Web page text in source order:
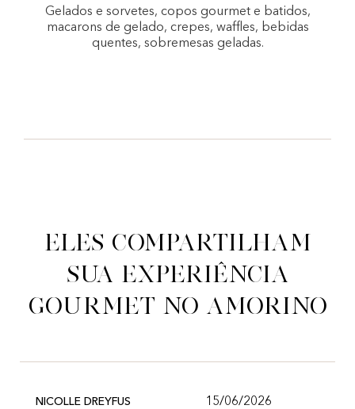
Gelados e sorvetes, copos gourmet e batidos,
macarons de gelado, crepes, waffles, bebidas
quentes, sobremesas geladas.
Eles compartilham
sua experiência
gourmet no Amorino
NICOLLE DREYFUS 15/06/2026